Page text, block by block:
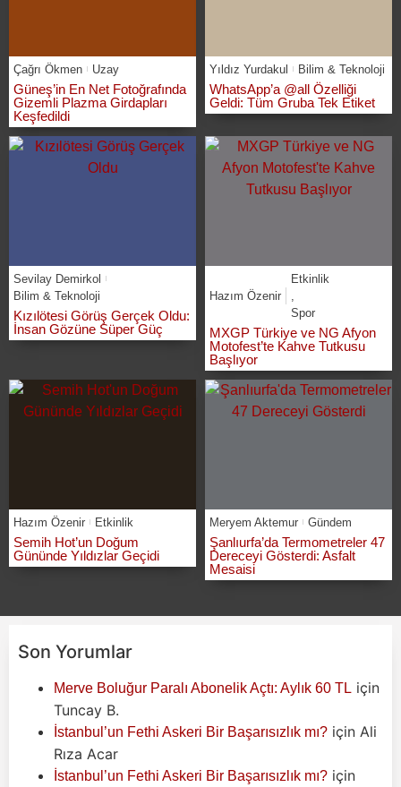
Çağrı Ökmen Uzay
Güneş’in En Net Fotoğrafında
Gizemli Plazma Girdapları
Keşfedildi
Yıldız Yurdakul Bilim & Teknoloji
WhatsApp’a @all Özelliği
Geldi: Tüm Gruba Tek Etiket
Sevilay Demirkol
Bilim & Teknoloji
Kızılötesi Görüş Gerçek Oldu:
İnsan Gözüne Süper Güç
Hazım Özenir
Etkinlik
Spor
MXGP Türkiye ve NG Afyon
Motofest’te Kahve Tutkusu
Başlıyor
Hazım Özenir Etkinlik
Semih Hot’un Doğum
Gününde Yıldızlar Geçidi
Meryem Aktemur Gündem
Şanlıurfa’da Termometreler 47
Dereceyi Gösterdi: Asfalt
Mesaisi
Son Yorumlar
Merve Boluğur Paralı Abonelik Açtı: Aylık 60 TL için
Tuncay B.
İstanbul’un Fethi Askeri Bir Başarısızlık mı? için Ali
Rıza Acar
İstanbul’un Fethi Askeri Bir Başarısızlık mı? için